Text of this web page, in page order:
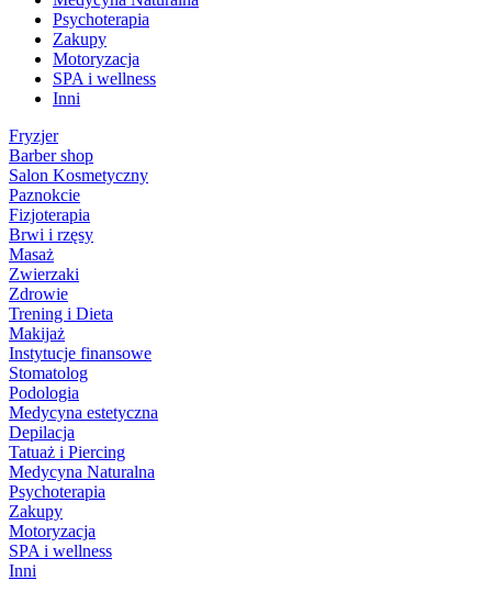
Psychoterapia
Zakupy
Motoryzacja
SPA i wellness
Inni
Fryzjer
Barber shop
Salon Kosmetyczny
Paznokcie
Fizjoterapia
Brwi i rzęsy
Masaż
Zwierzaki
Zdrowie
Trening i Dieta
Makijaż
Instytucje finansowe
Stomatolog
Podologia
Medycyna estetyczna
Depilacja
Tatuaż i Piercing
Medycyna Naturalna
Psychoterapia
Zakupy
Motoryzacja
SPA i wellness
Inni